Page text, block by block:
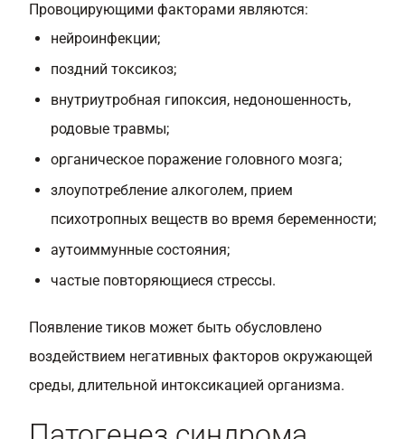
Провоцирующими факторами являются:
нейроинфекции;
поздний токсикоз;
внутриутробная гипоксия, недоношенность,
родовые травмы;
органическое поражение головного мозга;
злоупотребление алкоголем, прием
психотропных веществ во время беременности;
аутоиммунные состояния;
частые повторяющиеся стрессы.
Появление тиков может быть обусловлено
воздействием негативных факторов окружающей
среды, длительной интоксикацией организма.